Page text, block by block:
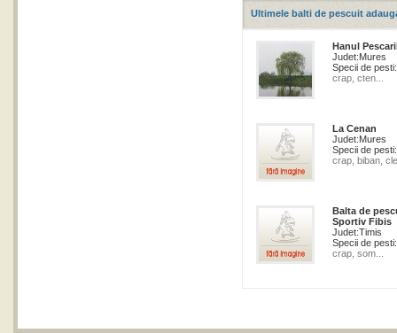
Ultimele balti de pescuit
Hanul
Judet:Mures
Specii de pesti:
crap, cten...
La Cenan
Judet:Mures
Specii de pesti:
crap, biban,
Balta de
Sportiv Fibis
Judet:Timis
Specii de pesti:
crap, som...